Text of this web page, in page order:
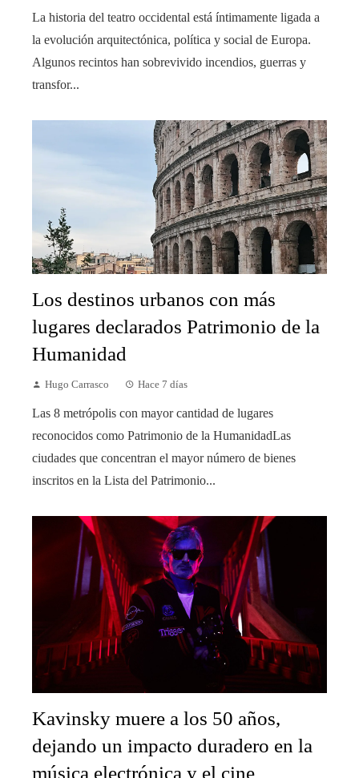
La historia del teatro occidental está íntimamente ligada a
la evolución arquitectónica, política y social de Europa.
Algunos recintos han sobrevivido incendios, guerras y
transfor...
Los destinos urbanos con más
lugares declarados Patrimonio de la
Humanidad
Hugo Carrasco Hace 7 días
Las 8 metrópolis con mayor cantidad de lugares
reconocidos como Patrimonio de la HumanidadLas
ciudades que concentran el mayor número de bienes
inscritos en la Lista del Patrimonio...
Kavinsky muere a los 50 años,
dejando un impacto duradero en la
música electrónica y el cine